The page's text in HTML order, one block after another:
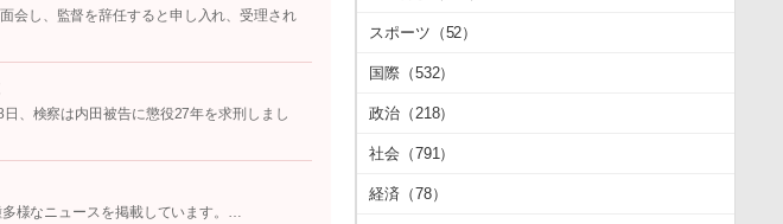
会し、監督を辞任すると申し入れ、受理され
、検察は内田被告に懲役27年を求刑しまし
様なニュースを掲載しています。…
スポーツ（52）
国際（532）
政治（218）
社会（791）
経済（78）